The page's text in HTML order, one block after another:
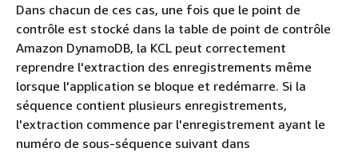
Dans chacun de ces cas, une fois que le point de
contrôle est stocké dans la table de point de contrôle
Amazon DynamoDB, la KCL peut correctement
reprendre l'extraction des enregistrements même
lorsque l'application se bloque et redémarre. Si la
séquence contient plusieurs enregistrements,
l'extraction commence par l'enregistrement ayant le
numéro de sous-séquence suivant dans